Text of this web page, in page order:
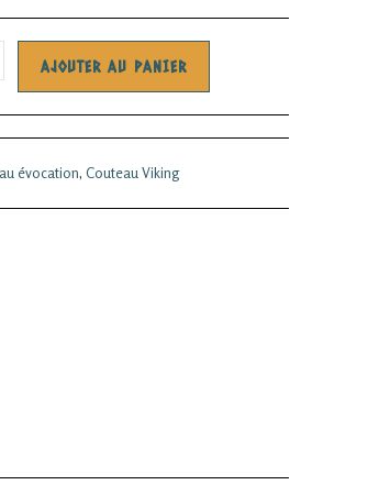
AJOUTER AU PANIER
évocation, Couteau Viking